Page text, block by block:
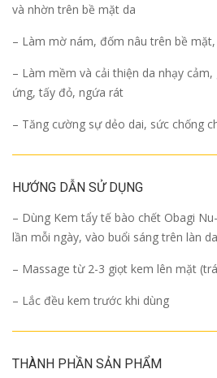
và nhờn trên bề mặt da
– Làm mờ nám, đốm nâu trên bề
– Làm mềm và cải thiện da nhạy
ứng, tấy đỏ, ngứa rát
– Tăng cường sự dẻo dai, sức chống
HƯỚNG DẪN SỬ DỤNG
– Dùng Kem tẩy tế bào chết Obagi
lần mỗi ngày, vào buổi sáng trên làn
– Massage từ 2-3 giọt kem lên mặt
– Lắc đều kem trước khi dùng
THÀNH PHẦN SẢN PHẨM